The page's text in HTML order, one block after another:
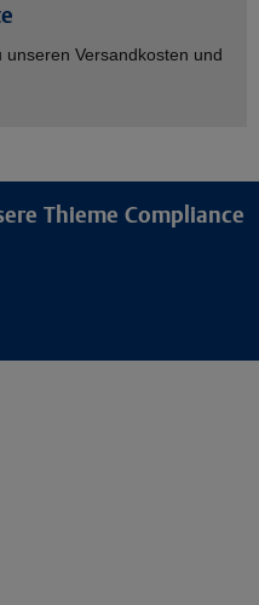
Versandkosten und
Thieme Compliance